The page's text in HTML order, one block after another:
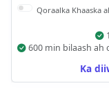
Qoraalka Khaaska
600 min bilaash ah
Ka